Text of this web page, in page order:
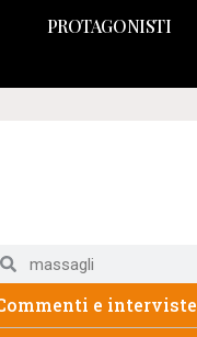
PROTAGONISTI
e interviste